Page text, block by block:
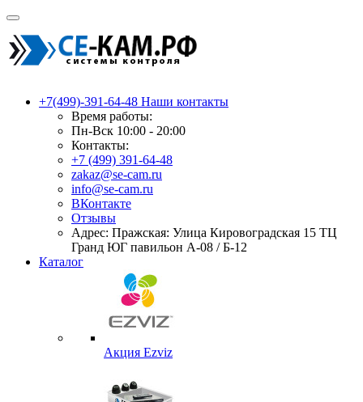
+7(499)-391-64-48 Наши контакты
Время работы:
Пн-Вск 10:00 - 20:00
Контакты:
+7 (499) 391-64-48
zakaz@se-cam.ru
info@se-cam.ru
ВКонтакте
Отзывы
Адрес: Пражская: Улица Кировоградская 15 ТЦ
Гранд ЮГ павильон А-08 / Б-12
Каталог
Акция Ezviz